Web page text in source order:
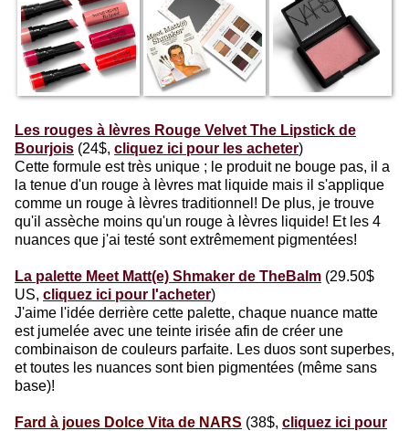
Les rouges à lèvres Rouge Velvet The Lipstick de
Bourjois (24$, cliquez ici pour les acheter)
Cette formule est très unique ; le produit ne bouge pas, il a
la tenue d'un rouge à lèvres mat liquide mais il s'applique
comme un rouge à lèvres traditionnel! De plus, je trouve
qu'il assèche moins qu'un rouge à lèvres liquide! Et les 4
nuances que j'ai testé sont extrêmement pigmentées!
La palette Meet Matt(e) Shmaker de TheBalm (29.50$
US, cliquez ici pour l'acheter)
J'aime l'idée derrière cette palette, chaque nuance matte
est jumelée avec une teinte irisée afin de créer une
combinaison de couleurs parfaite. Les duos sont superbes,
et toutes les nuances sont bien pigmentées (même sans
base)!
Fard à joues Dolce Vita de NARS (38$, cliquez ici pour